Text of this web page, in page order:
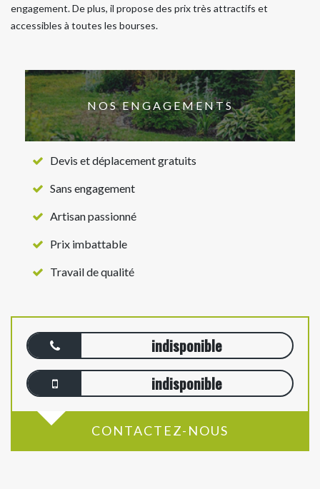
engagement. De plus, il propose des prix très attractifs et
accessibles à toutes les bourses.
NOS ENGAGEMENTS
Devis et déplacement gratuits
Sans engagement
Artisan passionné
Prix imbattable
Travail de qualité
indisponible
indisponible
CONTACTEZ-NOUS